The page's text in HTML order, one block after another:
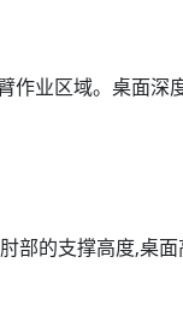
作业区域。桌面深
部的支撑高度,桌面